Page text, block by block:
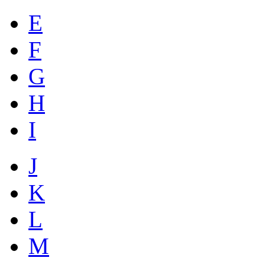
E
F
G
H
I
J
K
L
M